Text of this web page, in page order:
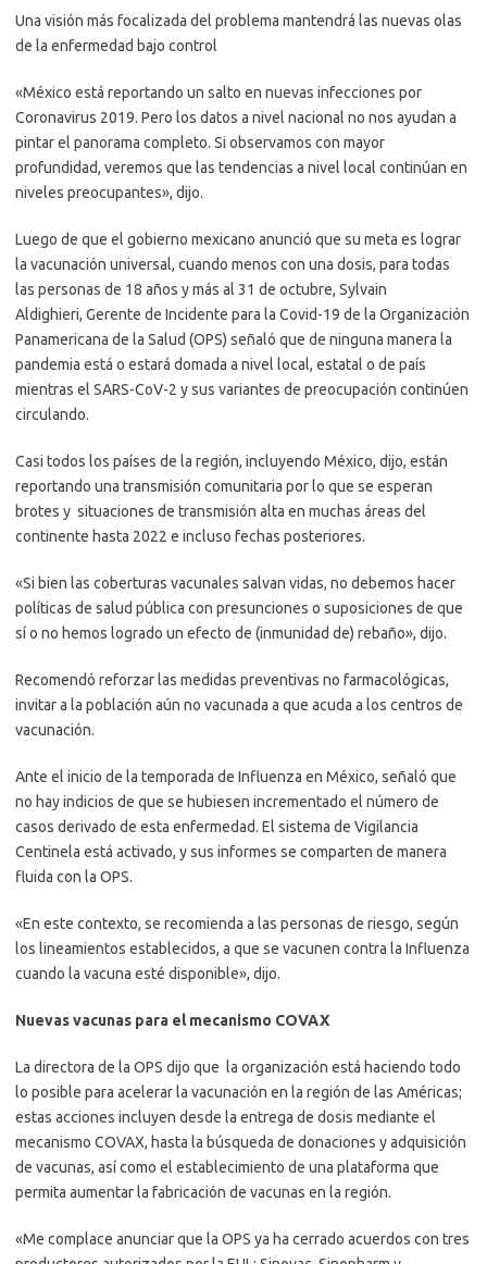
Una visión más focalizada del problema mantendrá las nuevas olas
de la enfermedad bajo control
«México está reportando un salto en nuevas infecciones por
Coronavirus 2019. Pero los datos a nivel nacional no nos ayudan a
pintar el panorama completo. Si observamos con mayor
profundidad, veremos que las tendencias a nivel local continúan en
niveles preocupantes», dijo.
Luego de que el gobierno mexicano anunció que su meta es lograr
la vacunación universal, cuando menos con una dosis, para todas
las personas de 18 años y más al 31 de octubre, Sylvain
Aldighieri, Gerente de Incidente para la Covid-19 de la Organización
Panamericana de la Salud (OPS) señaló que de ninguna manera la
pandemia está o estará domada a nivel local, estatal o de país
mientras el SARS-CoV-2 y sus variantes de preocupación continúen
circulando.
Casi todos los países de la región, incluyendo México, dijo, están
reportando una transmisión comunitaria por lo que se esperan
brotes y situaciones de transmisión alta en muchas áreas del
continente hasta 2022 e incluso fechas posteriores.
«Si bien las coberturas vacunales salvan vidas, no debemos hacer
políticas de salud pública con presunciones o suposiciones de que
sí o no hemos logrado un efecto de (inmunidad de) rebaño», dijo.
Recomendó reforzar las medidas preventivas no farmacológicas,
invitar a la población aún no vacunada a que acuda a los centros de
vacunación.
Ante el inicio de la temporada de Influenza en México, señaló que
no hay indicios de que se hubiesen incrementado el número de
casos derivado de esta enfermedad. El sistema de Vigilancia
Centinela está activado, y sus informes se comparten de manera
fluida con la OPS.
«En este contexto, se recomienda a las personas de riesgo, según
los lineamientos establecidos, a que se vacunen contra la Influenza
cuando la vacuna esté disponible», dijo.
Nuevas vacunas para el mecanismo COVAX
La directora de la OPS dijo que la organización está haciendo todo
lo posible para acelerar la vacunación en la región de las Américas;
estas acciones incluyen desde la entrega de dosis mediante el
mecanismo COVAX, hasta la búsqueda de donaciones y adquisición
de vacunas, así como el establecimiento de una plataforma que
permita aumentar la fabricación de vacunas en la región.
«Me complace anunciar que la OPS ya ha cerrado acuerdos con tres